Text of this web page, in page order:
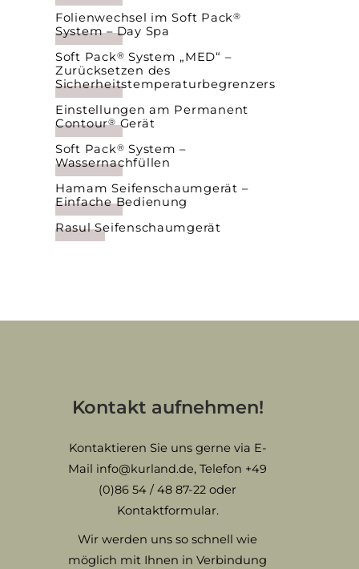
Folienwechsel im Soft Pack®
System – Day Spa
Soft Pack® System „MED“ –
Zurücksetzen des
Sicherheitstemperaturbegrenzers
Einstellungen am Permanent
Contour®Gerät
Soft Pack® System –
Wassernachfüllen
Hamam Seifenschaumgerät –
Einfache Bedienung
Rasul Seifenschaumgerät
Kontakt aufnehmen!
Kontaktieren Sie uns gerne via E-
Mail info@kurland.de, Telefon +49
(0)86 54 / 48 87-22 oder
Kontaktformular.
Wir werden uns so schnell wie
möglich mit Ihnen in Verbindung